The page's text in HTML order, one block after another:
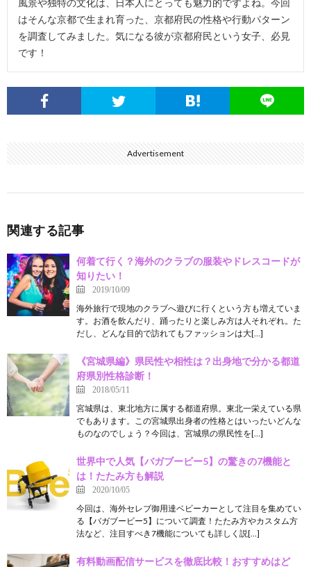
風景や独特の文化は、日本人にとっても魅力的ですよね。今回
はそんな京都で生まれ育った、京都府民の性格や行動パターン
を調査してみました。気になる彼が京都府民という女子、必見
です！
Advertisement
関連する記事
何着て行く？海外のクラブの服装やドレスコードが
知りたい！
2019/10/09
海外旅行で現地のクラブへ遊びに行くという方も増えていま
す。お酒を飲んだり、踊ったりと楽しみ方は人それぞれ。た
だし、どんな目的で訪れてもファッションは大[…]
《宮城県編》県民性や相性は？出身地で分かる都道
府県別性格診断！
2018/05/11
宮城県は、東北地方に属する都道府県。東北一栄えている県
でもあります。この宮城県出身者の性格とはいったいどんな
ものなのでしょう？今回は、宮城県の県民性を[…]
世界中で人気【バガブービー5】の驚きの7機能と
は！たたみ方も解説
2020/10/05
今回は、海外セレブ御用達ベビーカーとして注目を集めてい
る【バガブービー5】について調査！たたみ方やカスタム方
法など、注目すべき7機能についても詳しく説[…]
有料動画配信サービスを徹底比較！おすすめはど